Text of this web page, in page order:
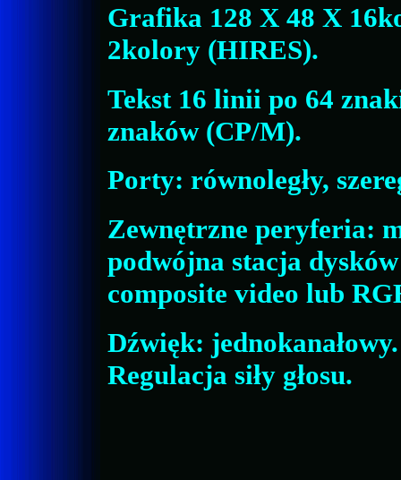
Grafika 128 X 48 X
2kolory (HIRES).
Tekst 16 linii po 64
znaków (CP/M).
Porty: równoległy,
Zewnętrzne peryferia:
podwójna stacja
composite video lub
Dźwięk:
Regulacja siły głosu.